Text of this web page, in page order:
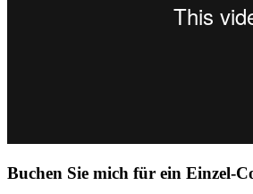
Buchen Sie mich für ein Einzel-